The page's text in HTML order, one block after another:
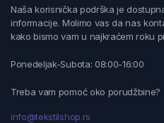
Naša korisnička podrška je
informacije. Molimo vas da nas
kako bismo vam u najkraćem roku
Ponedeljak-Subota: 08:00-16:00
Treba vam pomoć oko porudžbine?
info@tekstilshop.rs